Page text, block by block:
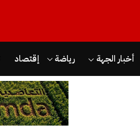
أخبار الجهة رياضة إقتصاد